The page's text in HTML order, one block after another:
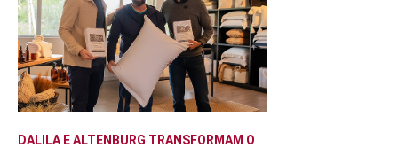
DALILA E ALTENBURG TRANSFORMAM O